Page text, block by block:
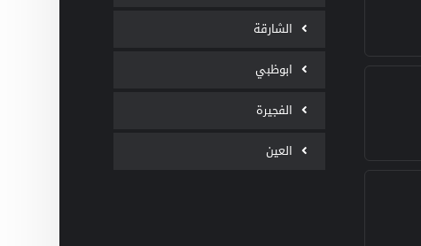
الشارقة
ابوظبي
الفجيرة
العين